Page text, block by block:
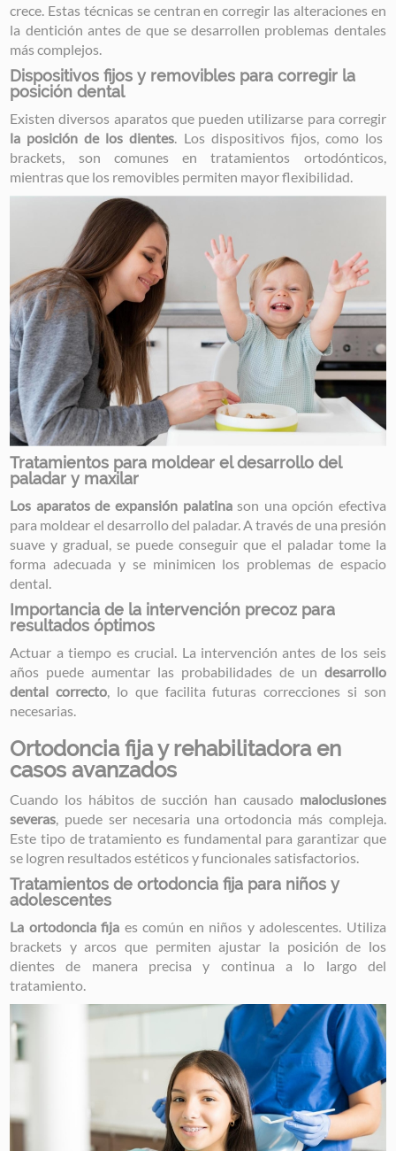
crece. Estas técnicas se centran en corregir las alteraciones en
la dentición antes de que se desarrollen problemas dentales
más complejos.
Dispositivos fijos y removibles para corregir la
posición dental
Existen diversos aparatos que pueden utilizarse para corregir
la posición de los dientes . Los dispositivos fijos, como los
brackets, son comunes en tratamientos ortodónticos,
mientras que los removibles permiten mayor flexibilidad.
Tratamientos para moldear el desarrollo del
paladar y maxilar
Los aparatos de expansión palatinason una opción efectiva
para moldear el desarrollo del paladar. A través de una presión
suave y gradual, se puede conseguir que el paladar tome la
forma adecuada y se minimicen los problemas de espacio
dental.
Importancia de la intervención precoz para
resultados óptimos
Actuar a tiempo es crucial. La intervención antes de los seis
años puede aumentar las probabilidades de un desarrollo
dental correcto, lo que facilita futuras correcciones si son
necesarias.
Ortodoncia fija y rehabilitadora en
casos avanzados
Cuando los hábitos de succión han causado maloclusiones
severas, puede ser necesaria una ortodoncia más compleja.
Este tipo de tratamiento es fundamental para garantizar que
se logren resultados estéticos y funcionales satisfactorios.
Tratamientos de ortodoncia fija para niños y
adolescentes
La ortodoncia fija es común en niños y adolescentes. Utiliza
brackets y arcos que permiten ajustar la posición de los
dientes de manera precisa y continua a lo largo del
tratamiento.